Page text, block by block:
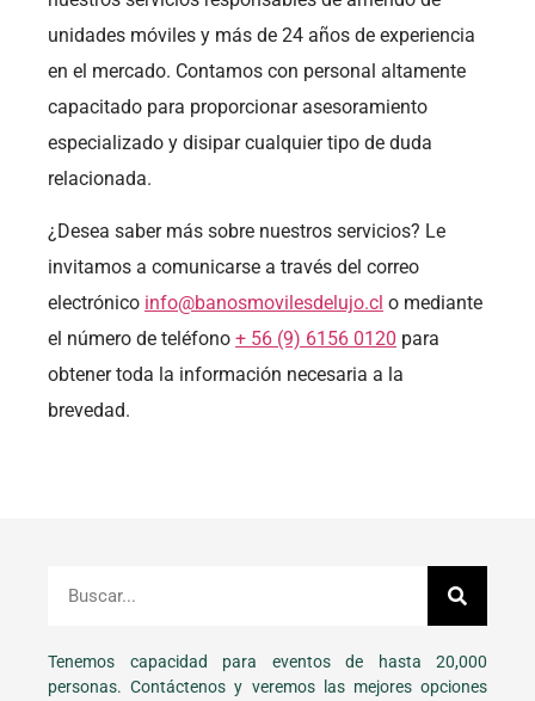
unidades móviles y más de 24 años de experiencia
en el mercado. Contamos con personal altamente
capacitado para proporcionar asesoramiento
especializado y disipar cualquier tipo de duda
relacionada.
¿Desea saber más sobre nuestros servicios? Le
invitamos a comunicarse a través del correo
electrónico info@banosmovilesdelujo.cl o mediante
el número de teléfono + 56 (9) 6156 0120 para
obtener toda la información necesaria a la
brevedad.
Tenemos capacidad para eventos de hasta 20,000
personas. Contáctenos y veremos las mejores opciones